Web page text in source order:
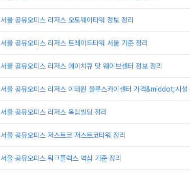
서울 공유오피스 리저스 오토웨이타워 정보 정리
서울 공유오피스 리저스 트레이드타워 서울 기준 정리
서울 공유오피스 리저스 에이치큐 닷 웨이브센터 정보 정리
서울 공유오피스 리저스 이태원 블루스카이센터 가격&middot;시설
서울 공유오피스 리저스 옥림빌딩 정리
서울 공유오피스 저스트코 저스트코타워 정리
서울 공유오피스 워크플렉스 역삼 기준 정리